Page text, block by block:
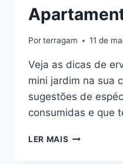
Porterragam 11 de
Veja as dicas de
mini jardim na sua
sugestões de
consumidas e que
LER MAIS COMO